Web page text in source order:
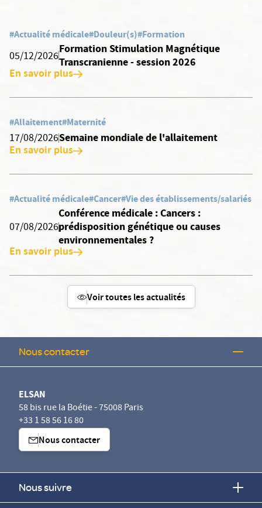
#Actualité médicale#Douleur(s)#Formation
05/12/2026
Formation Stimulation Magnétique
Transcranienne - session 2026
En savoir plus
#Allaitement#Maternité
17/08/2026Semaine mondiale de l'allaitement
En savoir plus
#Actualité médicale#Cancer#Vie des établissements/salariés
07/08/2026
Conférence médicale : Cancers :
prédisposition génétique ou causes
environnementales ?
En savoir plus
Voir toutes les actualités
Nous contacter
ELSAN
58 bis rue la Boétie - 75008 Paris
+33 1 58 56 16 80
Nous contacter
Nous suivre